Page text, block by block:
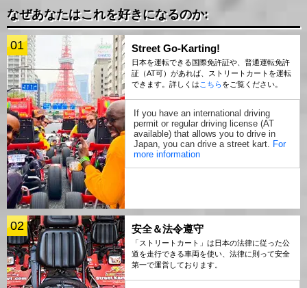
なぜあなたはこれを好きになるのか:
01 Street Go-Karting!
日本を運転できる国際免許証や、普通運転免許
証（AT可）があれば、ストリートカートを運転
できます。詳しくは こちらをご覧ください。
If you have an international driving
permit or regular driving license (AT
available) that allows you to drive in
Japan, you can drive a street kart. For
more information
02 安全＆法令遵守
「ストリートカート」は日本の法律に従った公
道を走行できる車両を使い、法律に則って安全
第一で運営しております。